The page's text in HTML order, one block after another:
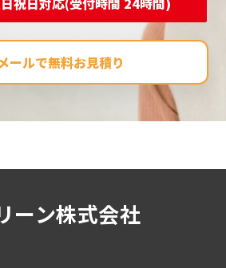
ールで無料お見積り
ーン株式会社